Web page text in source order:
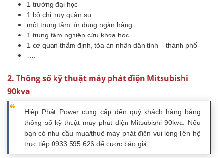
1 trường đại học
1 bộ chỉ huy quân sự
một trung tâm tín dụng ngân hàng
1 trung tâm nghiên cứu khoa học
1 cơ quan thẩm định, tòa án nhân dân tỉnh – thành phố
2. Thông số kỹ thuật máy phát điện Mitsubishi
90kva
Hiệp Phát Power cung cấp đến quý khách hàng bảng
thông số kỹ thuật máy phát điện Mitsubishi 90kva. Nếu
bạn có nhu cầu mua/thuê máy phát điện vui lòng liên hệ
trực tiếp 0933 595 626 để được báo giá.